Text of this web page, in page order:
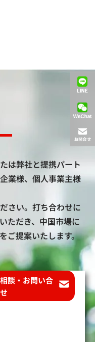
は弊社と提携パート
業様、個人事業主様
さい。打ち合わせに
ただき、中国市場に
ご提案いたします。
談・お問い合